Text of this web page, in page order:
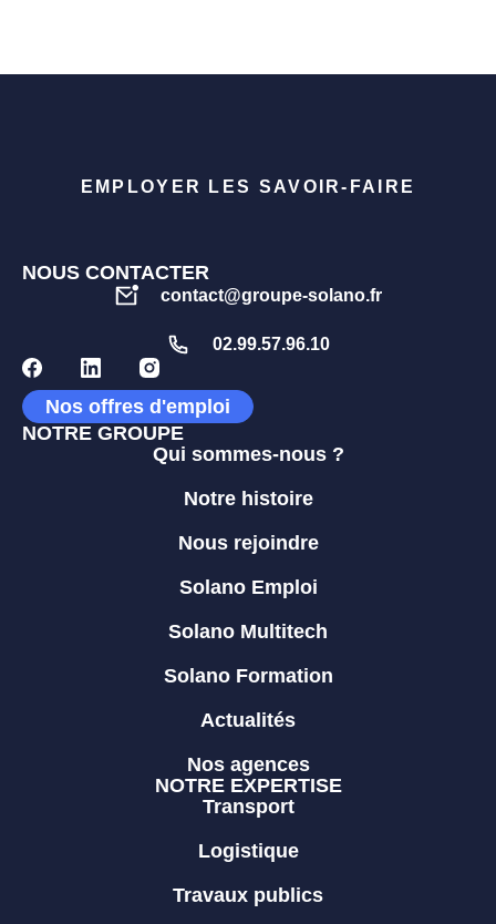
EMPLOYER LES SAVOIR-FAIRE
NOUS CONTACTER
contact@groupe-solano.fr
02.99.57.96.10
Nos offres d'emploi
NOTRE GROUPE
Qui sommes-nous ?
Notre histoire
Nous rejoindre
Solano Emploi
Solano Multitech
Solano Formation
Actualités
Nos agences
NOTRE EXPERTISE
Transport
Logistique
Travaux publics